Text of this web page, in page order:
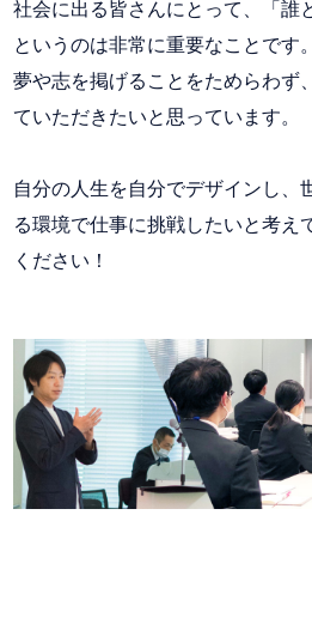
社会に出る皆さんにとって、「誰
というのは非常に重要なことです。
夢や志を掲げることをためらわず
ていただきたいと思っています。
自分の人生を自分でデザインし、
る環境で仕事に挑戦したいと考え
ください！